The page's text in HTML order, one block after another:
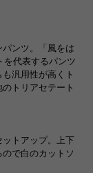
ンツ。「風をは
を代表するパンツ
汎用性が高くト
トリアセテート
ットアップ。上下
で白のカットソ